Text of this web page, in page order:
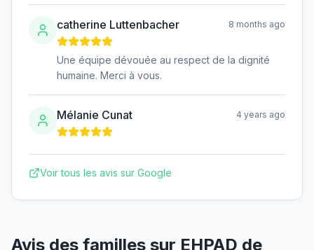
catherine Luttenbacher 8 months ago
Une équipe dévouée au respect de la dignité
humaine. Merci à vous.
Mélanie Cunat 4 years ago
Voir tous les avis sur Google
Avis des familles sur EHPAD de